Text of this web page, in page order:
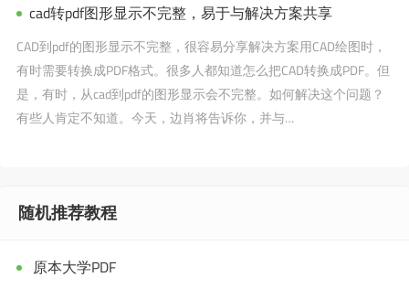
cad转pdf图形显示不完整，易于与解决方案共享
CAD到pdf的图形显示不完整，很容易分享解决方案用CAD绘图时，
有时需要转换成PDF格式。很多人都知道怎么把CAD转换成PDF。但
是，有时，从cad到pdf的图形显示会不完整。如何解决这个问题？
有些人肯定不知道。今天，边肖将告诉你，并与…
随机推荐教程
原本大学PDF